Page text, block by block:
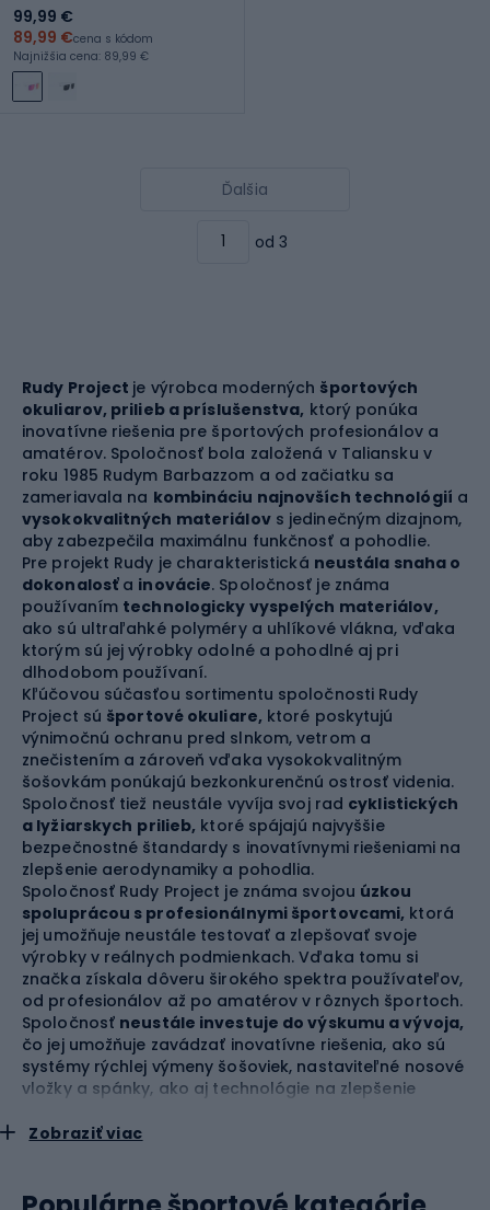
99,99 €
89,99 €cena s kódom
Najnižšia cena: 89,99 €
Ďalšia
od 3
Rudy Project je výrobca moderných športových
okuliarov, prilieb a príslušenstva, ktorý ponúka
inovatívne riešenia pre športových profesionálov a
amatérov. Spoločnosť bola založená v Taliansku v
roku 1985 Rudym Barbazzom a od začiatku sa
zameriavala na kombináciu najnovších technológií a
vysokokvalitných materiálovs jedinečným dizajnom,
aby zabezpečila maximálnu funkčnosť a pohodlie.
Pre projekt Rudy je charakteristická neustála snaha o
dokonalosťa inovácie. Spoločnosť je známa
používaním technologicky vyspelých materiálov,
ako sú ultraľahké polyméry a uhlíkové vlákna, vďaka
ktorým sú jej výrobky odolné a pohodlné aj pri
dlhodobom používaní.
Kľúčovou súčasťou sortimentu spoločnosti Rudy
Project sú športové okuliare, ktoré poskytujú
výnimočnú ochranu pred slnkom, vetrom a
znečistením a zároveň vďaka vysokokvalitným
šošovkám ponúkajú bezkonkurenčnú ostrosť videnia.
Spoločnosť tiež neustále vyvíja svoj rad cyklistických
a lyžiarskych prilieb, ktoré spájajú najvyššie
bezpečnostné štandardy s inovatívnymi riešeniami na
zlepšenie aerodynamiky a pohodlia.
Spoločnosť Rudy Project je známa svojou úzkou
spoluprácou s profesionálnymi športovcami, ktorá
jej umožňuje neustále testovať a zlepšovať svoje
výrobky v reálnych podmienkach. Vďaka tomu si
značka získala dôveru širokého spektra používateľov,
od profesionálov až po amatérov v rôznych športoch.
Spoločnosť neustále investuje do výskumu a vývoja,
čo jej umožňuje zavádzať inovatívne riešenia, ako sú
systémy rýchlej výmeny šošoviek, nastaviteľné nosové
vložky a spánky, ako aj technológie na zlepšenie
zahmlievaniu.
ale aj podporou športovcov a športových podujatí na
Zobraziť viac